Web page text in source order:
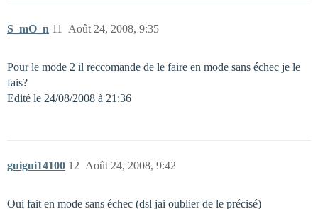
S_mO_n Août 24, 2008, 9:35
11
Pour le mode 2 il reccomande de le faire en mode sans échec je le
fais?
Edité le 24/08/2008 à 21:36
guigui14100 Août 24, 2008, 9:42
12
Oui fait en mode sans échec (dsl jai oublier de le précisé)